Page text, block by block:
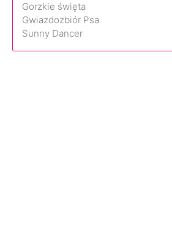
Gorzkie święta
Gwiazdozbiór Psa
Sunny Dancer